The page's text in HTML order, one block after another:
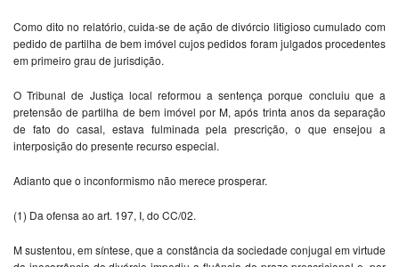
Como dito no relatório, cuida-se de ação de divórcio litigioso cumulado com
pedido de partilha de bem imóvel cujos pedidos foram julgados procedentes
em primeiro grau de jurisdição.
O Tribunal de Justiça local reformou a sentença porque concluiu que a
pretensão de partilha de bem imóvel por M, após trinta anos da separação
de fato do casal, estava fulminada pela prescrição, o que ensejou a
interposição do presente recurso especial.
Adianto que o inconformismo não merece prosperar.
(1) Da ofensa ao art. 197, I, do CC/02.
M sustentou, em síntese, que a constância da sociedade conjugal em virtude